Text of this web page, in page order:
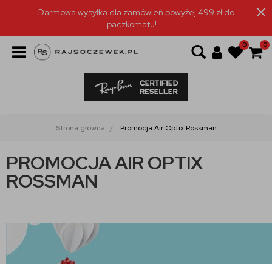
Darmowa wysyłka dla zamówień powyżej 499 zł do
paczkomatu!
0 0
Strona główna Promocja Air Optix Rossman
PROMOCJA AIR OPTIX
ROSSMAN